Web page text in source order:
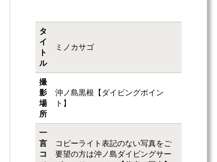
タ
イ
ト
ル
ミノカサゴ
撮
影
場
所
沖ノ島黒根【ダイビングポイン
ト】
一
言
コ
コピーライト表記のない写真をご
要望の方は沖ノ島ダイビングサー